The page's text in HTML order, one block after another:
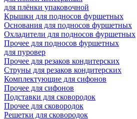
для плёнки упаковочной
Крышки для подносов фуршетных
Основания для подносов фуршетных
Охладители для подносов фуршетных
Прочее для подносов фуршетных
для пуровер
Прочее для резаков кондитерских
Струны для резаков кондитерских
Комплектующие для сифонов
Прочее для сифонов
Подставки для сковородок
Прочее для сковородок
Решетки для сковородок